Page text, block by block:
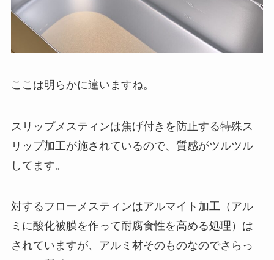
ここは明らかに違いますね。
スリップメスティンは焦げ付きを防止する特殊ス
リップ加工が施されているので、質感がツルツル
してます。
対するフローメスティンはアルマイト加工（アル
ミに酸化被膜を作って耐腐食性を高める処理）は
されていますが、 アルミ材そのものなのでさらっ